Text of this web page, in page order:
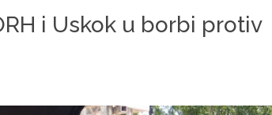
i Uskok u borbi protiv